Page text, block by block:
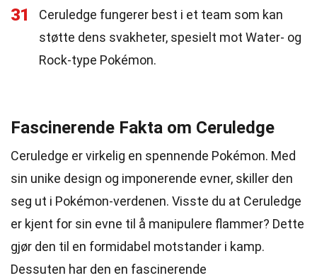
31
Ceruledge fungerer best i et team som kan
støtte dens svakheter, spesielt mot Water- og
Rock-type Pokémon.
Fascinerende Fakta om Ceruledge
Ceruledge er virkelig en spennende Pokémon. Med
sin unike design og imponerende evner, skiller den
seg ut i Pokémon-verdenen. Visste du at Ceruledge
er kjent for sin evne til å manipulere flammer? Dette
gjør den til en formidabel motstander i kamp.
Dessuten har den en fascinerende